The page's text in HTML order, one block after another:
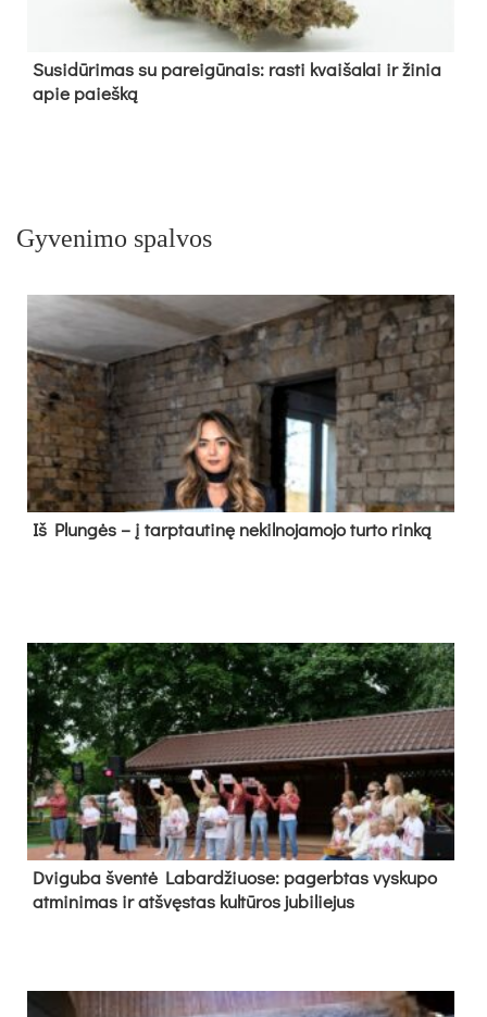
Su­si­dū­ri­mas su pa­rei­gū­nais: ras­ti kvai­ša­lai ir ži­nia
apie paieš­ką
Gyvenimo spalvos
Iš Plungės – į tarptautinę nekilnojamojo turto rinką
Dvi­gu­ba šven­tė La­bar­džiuo­se: pa­gerb­tas vys­ku­po
at­mi­ni­mas ir at­švęs­tas kul­tū­ros ju­bi­lie­jus